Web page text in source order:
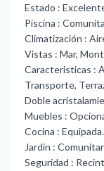
Estado :
Piscina :
Climatización :
Vistas : Mar,
Caracteristicas :
Transporte,
Doble
Muebles :
Cocina : Equipada.
Jardin :
Seguridad :